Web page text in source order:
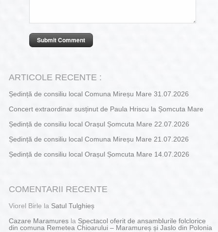
ARTICOLE RECENTE :
Ședință de consiliu local Comuna Mireșu Mare 31.07.2026
Concert extraordinar susținut de Paula Hriscu la Șomcuta Mare
Ședință de consiliu local Orașul Șomcuta Mare 22.07.2026
Ședință de consiliu local Comuna Mireșu Mare 21.07.2026
Ședință de consiliu local Orașul Șomcuta Mare 14.07.2026
COMENTARII RECENTE
Viorel Birle la Satul Tulghieș
Cazare Maramuresla Spectacol oferit de ansamblurile folclorice
din comuna Remetea Chioarului – Maramureș și Jaslo din Polonia